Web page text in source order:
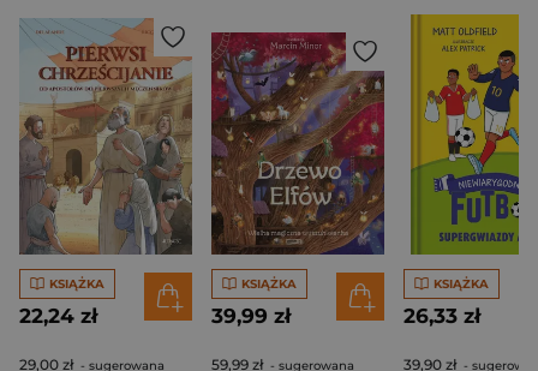
KSIĄŻKA
22,24 zł
29,00 zł - sugerowana
KSIĄŻKA
39,99 zł
59,99 zł - sugerowana
KSIĄŻKA
26,33 zł
39,90 zł -